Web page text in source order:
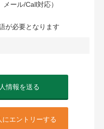
ール/Call対応）
が必要となります
情報を送る
エントリーする